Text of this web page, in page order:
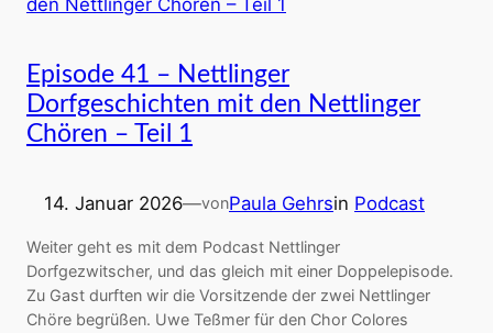
Episode 41 – Nettlinger
Dorfgeschichten mit den Nettlinger
Chören – Teil 1
14. Januar 2026—vonPaula Gehrsin Podcast
Weiter geht es mit dem Podcast Nettlinger
Dorfgezwitscher, und das gleich mit einer Doppelepisode.
Zu Gast durften wir die Vorsitzende der zwei Nettlinger
Chöre begrüßen. Uwe Teßmer für den Chor Colores